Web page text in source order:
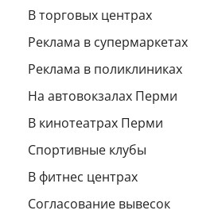
В торговых центрах
Реклама в супермаркетах
Реклама в поликлиниках
На автовокзалах Перми
В кинотеатрах Перми
Спортивные клубы
В фитнес центрах
Согласование вывесок